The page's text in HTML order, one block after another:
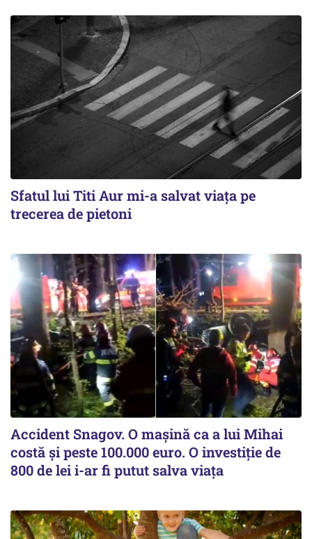
Sfatul lui Titi Aur mi-a salvat viaţa pe
trecerea de pietoni
Accident Snagov. O mașină ca a lui Mihai
costă și peste 100.000 euro. O investiție de
800 de lei i-ar fi putut salva viața